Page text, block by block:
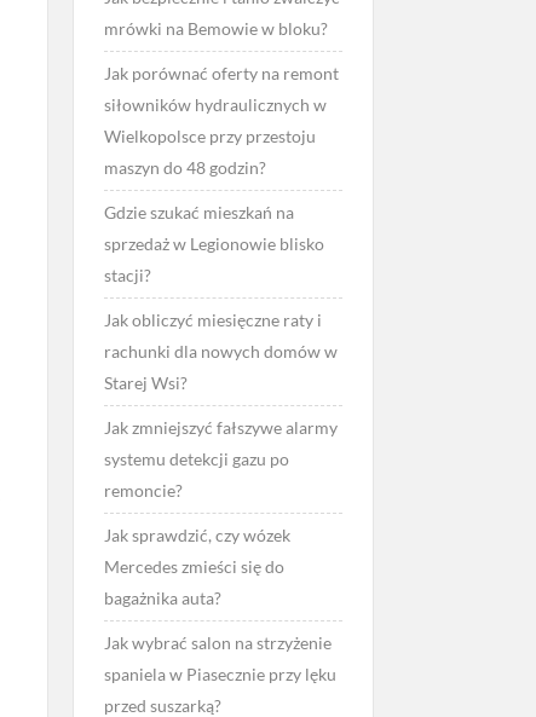
mrówki na Bemowie w bloku?
Jak porównać oferty na remont
siłowników hydraulicznych w
Wielkopolsce przy przestoju
maszyn do 48 godzin?
Gdzie szukać mieszkań na
sprzedaż w Legionowie blisko
stacji?
Jak obliczyć miesięczne raty i
rachunki dla nowych domów w
Starej Wsi?
Jak zmniejszyć fałszywe alarmy
systemu detekcji gazu po
remoncie?
Jak sprawdzić, czy wózek
Mercedes zmieści się do
bagażnika auta?
Jak wybrać salon na strzyżenie
spaniela w Piasecznie przy lęku
przed suszarką?